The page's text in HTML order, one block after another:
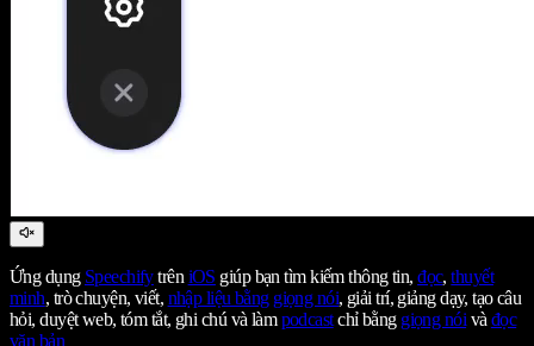
Ứng dụng SpeechifytrêniOS giúp bạn tìm kiếm thông tin,đọc,thuyết
minh, trò chuyện, viết, nhập liệu bằng giọng nói, giải trí, giảng dạy, tạo câu
hỏi, duyệt web, tóm tắt, ghi chú và làmpodcastchỉ bằng giọng nóivàđọc
văn bản